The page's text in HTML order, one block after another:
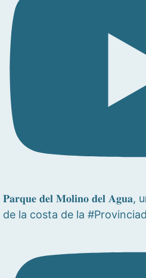
𝐏𝐚𝐫𝐪𝐮𝐞 𝐝𝐞𝐥 𝐌𝐨𝐥𝐢𝐧𝐨 𝐝𝐞𝐥
de la costa de la